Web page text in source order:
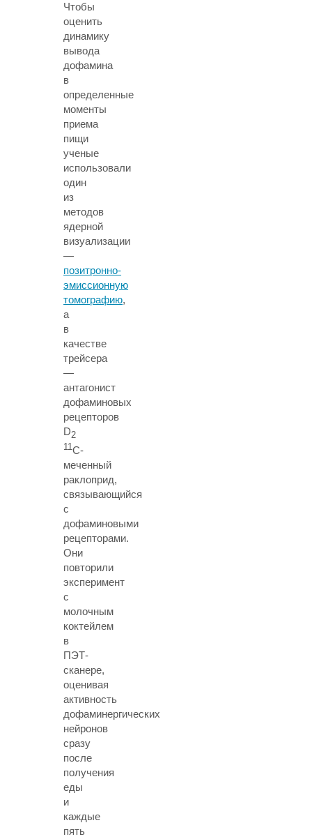
Чтобы
оценить
динамику
вывода
дофамина
в
определенные
моменты
приема
пищи
ученые
использовали
один
из
методов
ядерной
визуализации
—
позитронно-
эмиссионную
томографию,
а
в
качестве
трейсера
—
антагонист
дофаминовых
рецепторов
D2
11C-
меченный
раклоприд,
связывающийся
с
дофаминовыми
рецепторами.
Они
повторили
эксперимент
с
молочным
коктейлем
в
ПЭТ-
сканере,
оценивая
активность
дофаминергических
нейронов
сразу
после
получения
еды
и
каждые
пять